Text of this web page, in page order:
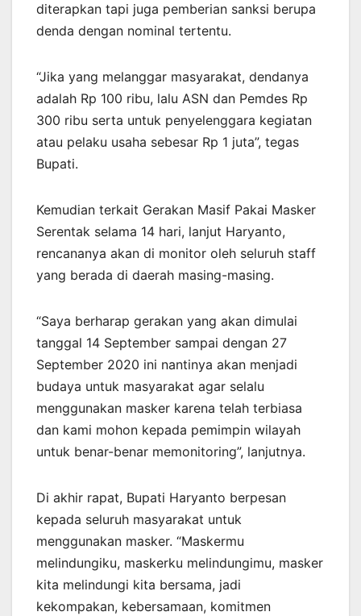
diterapkan tapi juga pemberian sanksi berupa
denda dengan nominal tertentu.
“Jika yang melanggar masyarakat, dendanya
adalah Rp 100 ribu, lalu ASN dan Pemdes Rp
300 ribu serta untuk penyelenggara kegiatan
atau pelaku usaha sebesar Rp 1 juta”, tegas
Bupati.
Kemudian terkait Gerakan Masif Pakai Masker
Serentak selama 14 hari, lanjut Haryanto,
rencananya akan di monitor oleh seluruh staff
yang berada di daerah masing-masing.
“Saya berharap gerakan yang akan dimulai
tanggal 14 September sampai dengan 27
September 2020 ini nantinya akan menjadi
budaya untuk masyarakat agar selalu
menggunakan masker karena telah terbiasa
dan kami mohon kepada pemimpin wilayah
untuk benar-benar memonitoring”, lanjutnya.
Di akhir rapat, Bupati Haryanto berpesan
kepada seluruh masyarakat untuk
menggunakan masker. “Maskermu
melindungiku, maskerku melindungimu, masker
kita melindungi kita bersama, jadi
kekompakan, kebersamaan, komitmen